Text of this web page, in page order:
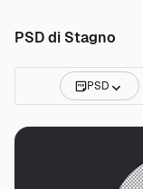
PSD di Stagno
PSD